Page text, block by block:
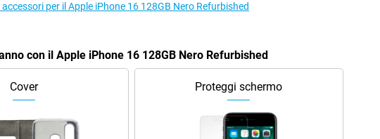
per il Apple iPhone 16 128GB Nero Refurbished
con il Apple iPhone 16 128GB Nero Refurbished
Cover Proteggi schermo